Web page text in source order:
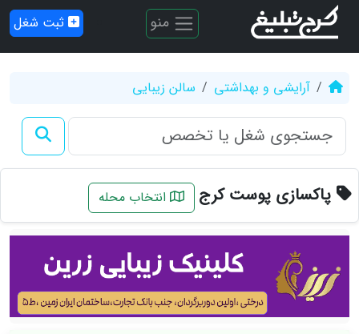
منو ثبت شغل
آرایشی و بهداشتی سالن زیبایی
پاکسازی پوست کرج انتخاب محله